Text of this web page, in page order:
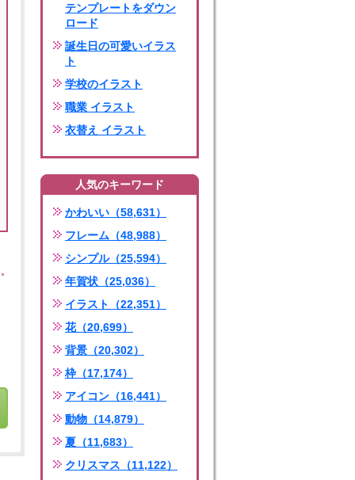
テンプレートをダウン
ロード
誕生日の可愛いイラス
ト
学校のイラスト
職業 イラスト
衣替え イラスト
人気のキーワード
かわいい（58,631）
フレーム（48,988）
シンプル（25,594）
年賀状（25,036）
イラスト（22,351）
花（20,699）
背景（20,302）
枠（17,174）
アイコン（16,441）
動物（14,879）
夏（11,683）
クリスマス（11,122）